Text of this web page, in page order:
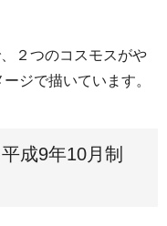
２つのコスモスがや
ジで描いています。
成9年10月制